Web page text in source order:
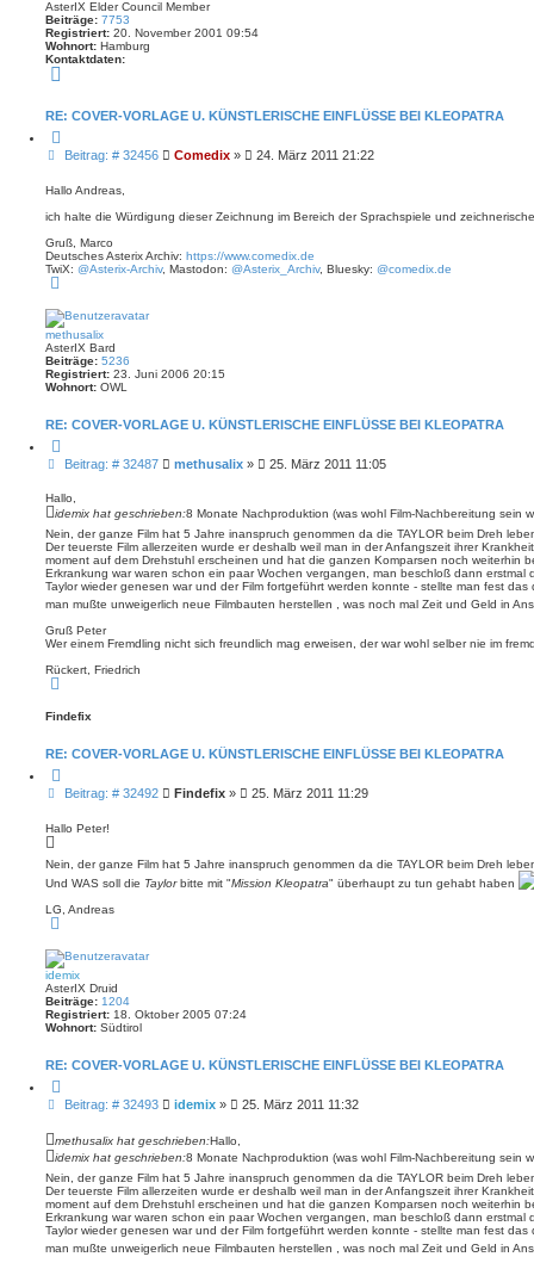
b
e
n
AsterIX Elder Council Member
Beiträge: 7753
Registriert: 20. November 2001 09:54
Wohnort: Hamburg
Kontaktdaten:
a
t
d
t
n
o
n
C
d
i
x
RE: COVER-VORLAGE U. KÜNSTLERISCHE EINFLÜSSE BEI KLEOPATRA
i
t
e
e
Beitrag: # 32456B
r
g
Comedix» 24. März 2011 21:22
Hallo Andreas,
ich halte die Würdigung dieser Zeichnung im Bereich der Sprachspiele und
Gruß, Marco
Deutsches Asterix Archiv: https://www.comedix.de
TwiX: @Asterix-Archiv, Mastodon: @Asterix_Archiv, Bluesky: @comedix.de
h
o
b
e
n
methusalix
AsterIX Bard
Beiträge: 5236
Registriert: 23. Juni 2006 20:15
Wohnort: OWL
RE: COVER-VORLAGE U. KÜNSTLERISCHE EINFLÜSSE BEI KLEOPATRA
i
t
e
r
n
Beitrag: # 32487B
t
r
a
g
methusalix» 25. März 2011 11:05
Hallo,
idemix hat geschrieben:8 Monate Nachproduktion (was wohl Film-Nachbereitung sein
Nein, der ganze Film hat 5 Jahre inanspruch genommen da die TAYLOR beim Dreh
Der teuerste Film allerzeiten wurde er deshalb weil man in der Anfangszeit ihrer
moment auf dem Drehstuhl erscheinen und hat die ganzen Komparsen noch weiterhin
Erkrankung war waren schon ein paar Wochen vergangen, man beschloß dann erstmal
Taylor wieder genesen war und der Film fortgeführt werden konnte - stellte man fest
man mußte unweigerlich neue Filmbauten herstellen , was noch mal Zeit und Geld in
Gruß Peter
Wer einem Fremdling nicht sich freundlich mag erweisen, der war wohl selber nie im
Rückert, Friedrich
h
e
Findefix
RE: COVER-VORLAGE U. KÜNSTLERISCHE EINFLÜSSE BEI KLEOPATRA
i
t
e
n
Beitrag: # 32492B
g
Findefix» 25. März 2011 11:29
Hallo Peter!
Nein, der ganze Film hat 5 Jahre inanspruch genommen da die TAYLOR beim Dreh
Und WAS soll die Taylorbitte mit "Mission Kleopatra" überhaupt zu tun gehabt haben
LG, Andreas
h
o
b
e
n
idemix
AsterIX Druid
Beiträge: 1204
Registriert: 18. Oktober 2005 07:24
Wohnort: Südtirol
RE: COVER-VORLAGE U. KÜNSTLERISCHE EINFLÜSSE BEI KLEOPATRA
i
t
e
e
n
Beitrag: # 32493B
i
t
a
g
idemix» 25. März 2011 11:32
methusalix hat geschrieben:Hallo,
idemix hat geschrieben:8 Monate Nachproduktion (was wohl Film-Nachbereitung sein
Nein, der ganze Film hat 5 Jahre inanspruch genommen da die TAYLOR beim Dreh
Der teuerste Film allerzeiten wurde er deshalb weil man in der Anfangszeit ihrer
moment auf dem Drehstuhl erscheinen und hat die ganzen Komparsen noch weiterhin
Erkrankung war waren schon ein paar Wochen vergangen, man beschloß dann erstmal
Taylor wieder genesen war und der Film fortgeführt werden konnte - stellte man fest
man mußte unweigerlich neue Filmbauten herstellen , was noch mal Zeit und Geld in